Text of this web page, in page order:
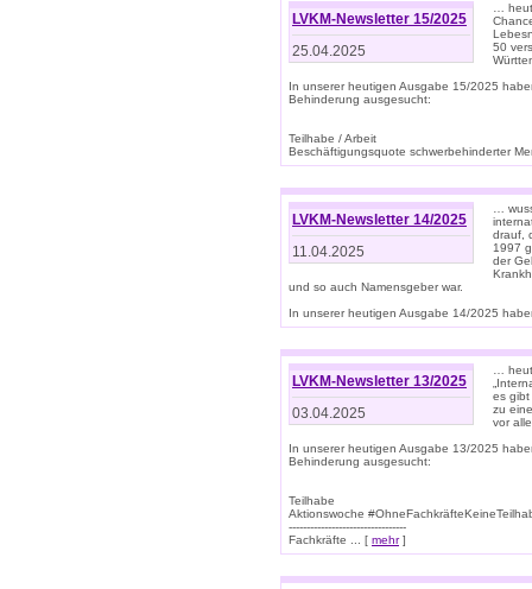
LVKM-Newsletter 15/2025
25.04.2025
…
50
In unserer heutigen Ausgabe 15/2025
Behinderung ausgesucht:
Teilhabe / Arbeit
Beschäftigungsquote schwerbehinderter
LVKM-Newsletter 14/2025
11.04.2025
…
drauf,
1997
der
und so auch Namensgeber war.
In unserer heutigen Ausgabe 14/2025
LVKM-Newsletter 13/2025
03.04.2025
…
es gibt
zu
vor
In unserer heutigen Ausgabe 13/2025
Behinderung ausgesucht:
Teilhabe
Aktionswoche
---------------------------------
Fachkräfte ... [ mehr]